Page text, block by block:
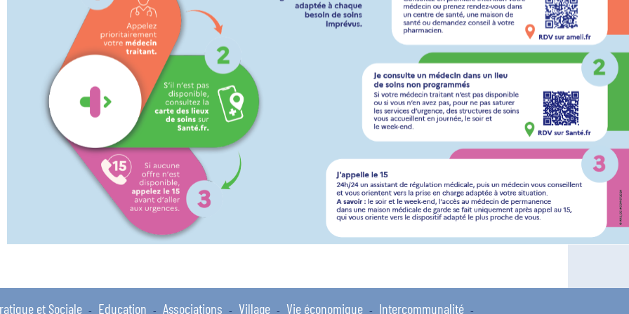
et Sociale - Education - Associations - Village - Vie économique - Intercommunalité -